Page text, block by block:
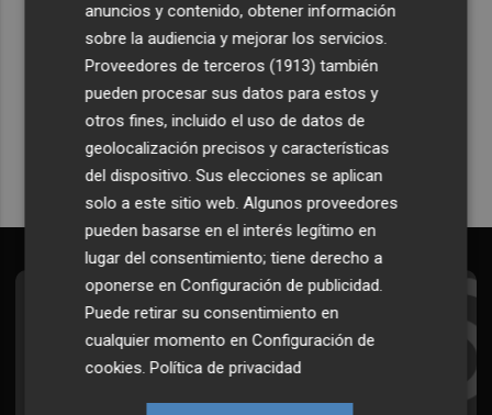
Recibe toda la actualidad de
Plaza Podcast en tu correo
Quiero suscribirme
Suscríbete al Boletín
Todos los días a primera hora en tu email
¡Quiero suscribirme!
anuncios y contenido, obtener información
sobre la audiencia y mejorar los servicios.
Proveedores de terceros (1913) también
pueden procesar sus datos para estos y
otros fines, incluido el uso de datos de
geolocalización precisos y características
del dispositivo. Sus elecciones se aplican
solo a este sitio web. Algunos proveedores
pueden basarse en el interés legítimo en
lugar del consentimiento; tiene derecho a
oponerse enConfiguración de publicidad.
Puede retirar su consentimiento en
cualquier momento enConfiguración de
cookies.Política de privacidad